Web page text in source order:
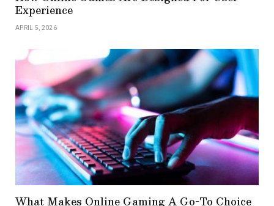
Experience
APRIL 5, 2026
What Makes Online Gaming A Go-To Choice